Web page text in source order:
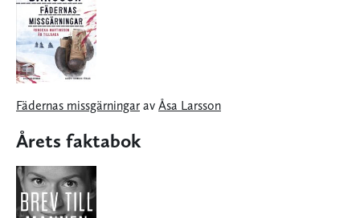
Fädernas missgärningar av Åsa Larsson
Årets faktabok